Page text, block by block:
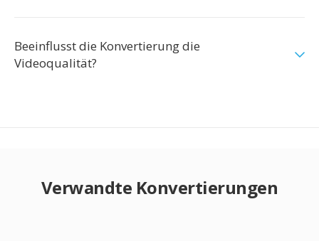
Beeinflusst die Konvertierung die
Videoqualität?
Verwandte Konvertierungen